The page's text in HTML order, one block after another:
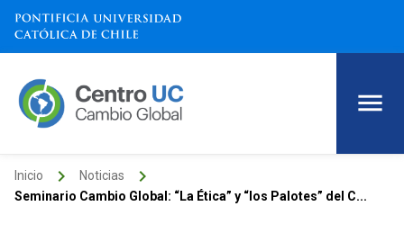
Inicio keyboard_arrow_right Noticias keyboard_arrow_right
Seminario Cambio Global: “La Ética” y “los Palotes” del C...